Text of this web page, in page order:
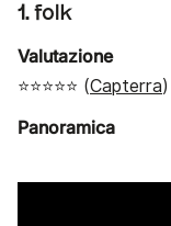
1. folk
Valutazione
⭐⭐⭐⭐⭐ (Capterra)
Panoramica